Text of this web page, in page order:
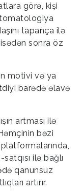
görə, kişi
tapança ilə
sonra öz
motivi və ya
barədə əlavə
artması ilə
bəzi
ilə bağlı
qanunsuz
artırır.